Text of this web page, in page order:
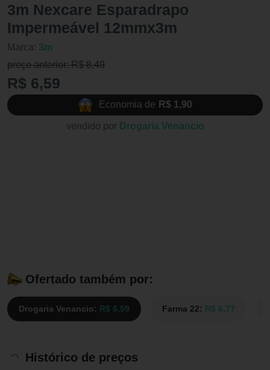
3m Nexcare Esparadrapo
Impermeável 12mmx3m
Marca: 3m
preço anterior: R$ 8,49
R$ 6,59
Economia de R$ 1,90
vendido por Drogaria Venancio
Ofertado também por:
Drogaria Venancio: R$ 6,59 Farma 22: R$ 6,77
Histórico de preços